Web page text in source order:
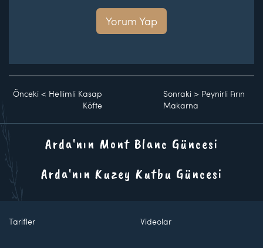
Yorum Yap
Önceki < Hellimli Kasap
Köfte
Sonraki > Peynirli Fırın
Makarna
Arda'nın Mont Blanc Güncesi
Arda'nın Kuzey Kutbu Güncesi
Tarifler Videolar